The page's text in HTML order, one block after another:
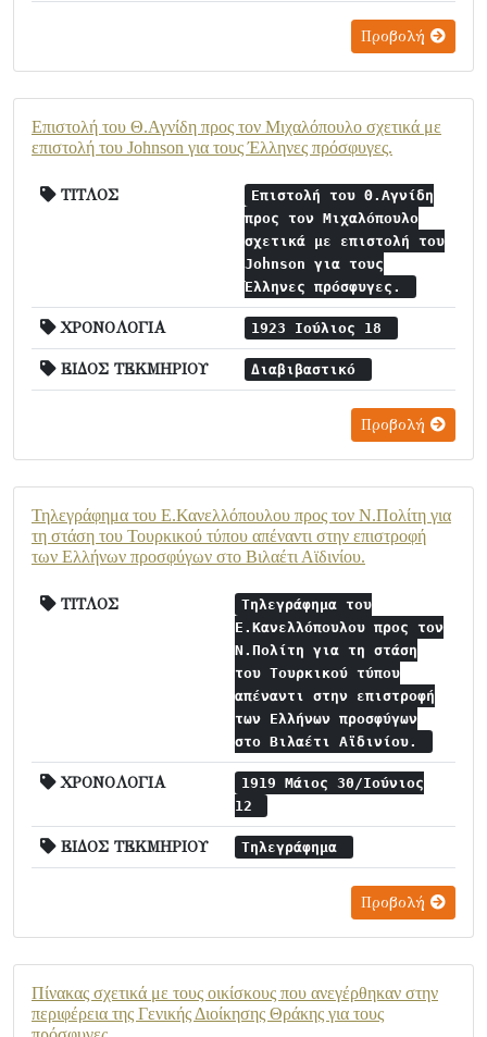
Προβολή
Επιστολή του Θ.Αγνίδη προς τον Μιχαλόπουλο σχετικά με
επιστολή του Johnson για τους Έλληνες πρόσφυγες.
ΤΙΤΛΟΣ
Επιστολή του Θ.Αγνίδη
προς τον Μιχαλόπουλο
σχετικά με επιστολή του
Johnson για τους
Έλληνες πρόσφυγες.
ΧΡΟΝΟΛΟΓΙΑ 1923 Ιούλιος 18
ΕΙΔΟΣ ΤΕΚΜΗΡΙΟΥ Διαβιβαστικό
Προβολή
Τηλεγράφημα του Ε.Κανελλόπουλου προς τον Ν.Πολίτη για
τη στάση του Τουρκικού τύπου απέναντι στην επιστροφή
των Ελλήνων προσφύγων στο Βιλαέτι Αϊδινίου.
ΤΙΤΛΟΣ
Τηλεγράφημα του
Ε.Κανελλόπουλου προς τον
Ν.Πολίτη για τη στάση
του Τουρκικού τύπου
απέναντι στην επιστροφή
των Ελλήνων προσφύγων
στο Βιλαέτι Αϊδινίου.
ΧΡΟΝΟΛΟΓΙΑ
1919 Μάιος 30/Ιούνιος
12
ΕΙΔΟΣ ΤΕΚΜΗΡΙΟΥ Τηλεγράφημα
Προβολή
Πίνακας σχετικά με τους οικίσκους που ανεγέρθηκαν στην
περιφέρεια της Γενικής Διοίκησης Θράκης για τους